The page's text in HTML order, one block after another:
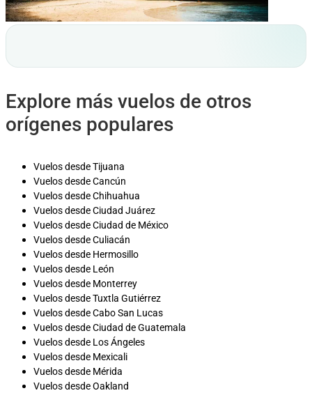
Explore más vuelos de otros
orígenes populares
Vuelos desde Tijuana
Vuelos desde Cancún
Vuelos desde Chihuahua
Vuelos desde Ciudad Juárez
Vuelos desde Ciudad de México
Vuelos desde Culiacán
Vuelos desde Hermosillo
Vuelos desde León
Vuelos desde Monterrey
Vuelos desde Tuxtla Gutiérrez
Vuelos desde Cabo San Lucas
Vuelos desde Ciudad de Guatemala
Vuelos desde Los Ángeles
Vuelos desde Mexicali
Vuelos desde Mérida
Vuelos desde Oakland